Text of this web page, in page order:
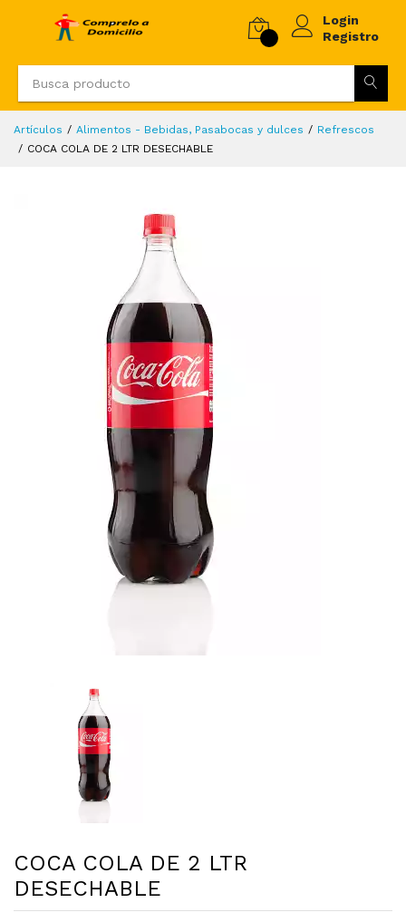
Login
Registro
Artículos Alimentos - Bebidas, Pasabocas y dulces
Refrescos
COCA COLA DE 2 LTR DESECHABLE
COCA COLA DE 2 LTR
DESECHABLE